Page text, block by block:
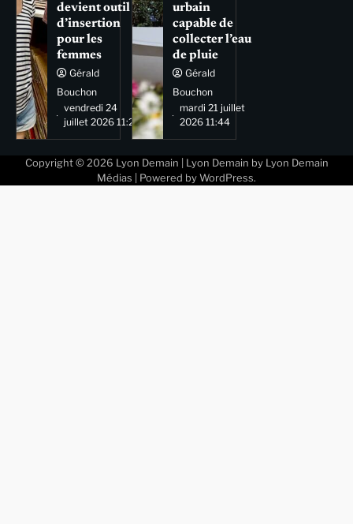
devient outil
d’insertion
pour les
femmes
Gérald
Bouchon
vendredi 24
juillet 2026 11:29
urbain
capable de
collecter l’eau
de pluie
Gérald
Bouchon
mardi 21 juillet
2026 11:44
Copyright © 2026 Lyon Demain | Lyon Demain by Lyon Demain
Médias | Powered by WordPress.